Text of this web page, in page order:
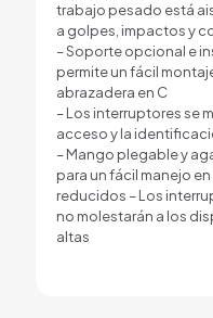
trabajo pesado está
a golpes, impactos y
– Soporte opcional e
permite un fácil
abrazadera en C
– Los interruptores se
acceso y la
– Mango plegable y
para un fácil manejo
reducidos – Los
no molestarán a los
altas